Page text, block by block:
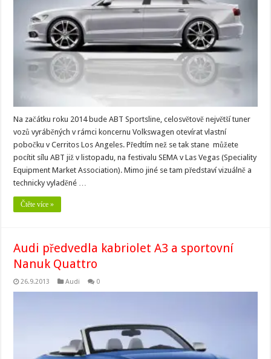
Na začátku roku 2014 bude ABT Sportsline, celosvětově největší tuner
vozů vyráběných v rámci koncernu Volkswagen otevírat vlastní
pobočku v Cerritos Los Angeles. Předtím než se tak stane můžete
pocítit sílu ABT již v listopadu, na festivalu SEMA v Las Vegas (Speciality
Equipment Market Association). Mimo jiné se tam představí vizuálně a
technicky vyladěné …
Čtěte více »
Audi předvedla kabriolet A3 a sportovní
Nanuk Quattro
26.9.2013 Audi 0